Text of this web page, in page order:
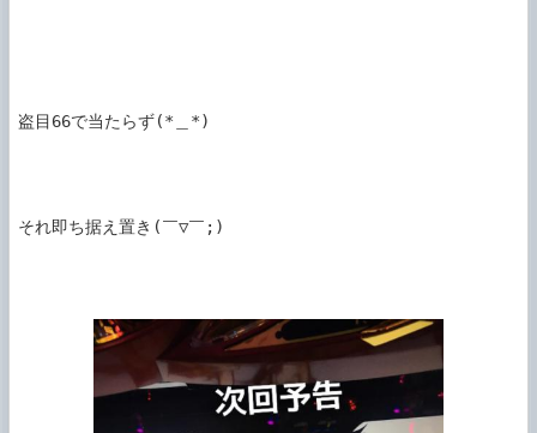
盗目66で当たらず(*＿*)
それ即ち据え置き(￣▽￣;)